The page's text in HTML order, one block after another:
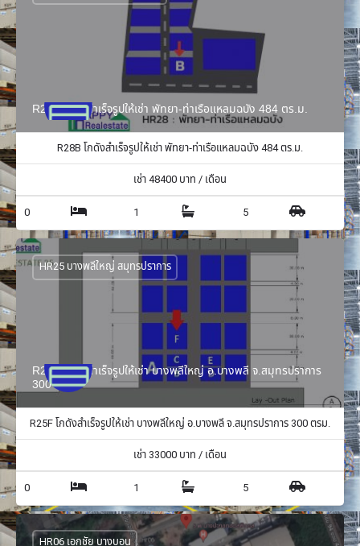
R28B โกดังสำเร็จรูปให้เช่า พัทยา-ท่าเรือแหลมฉบัง 484 ตร.ม.
R28B โกดังสำเร็จรูปให้เช่า พัทยา-ท่าเรือแหลมฉบัง 484 ตร.ม.
เช่า48400 บาท / เดือน
0 1 5
R25F โกดังสำเร็จรูปให้เช่า บางพลีใหญ่ อ.บางพลี จ.สมุทรปราการ
300 ตรม.
HR25 บางพลีใหญ่ สมุทรปราการ
R25F โกดังสำเร็จรูปให้เช่า บางพลีใหญ่ อ.บางพลี จ.สมุทรปราการ 300 ตรม.
เช่า 33000 บาท / เดือน
0 1 5
HR06 เอกชัย บางบอน